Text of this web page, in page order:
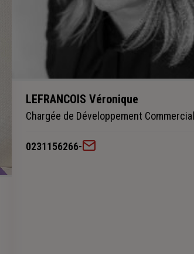
LEFRANCOIS Véronique
Chargée de Développement Commercial
0231156266-